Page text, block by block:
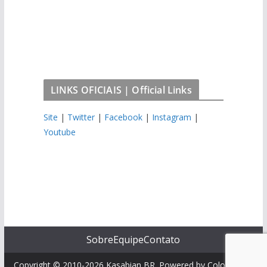
LINKS OFICIAIS | Official Links
Site | Twitter| Facebook| Instagram |
Youtube
SobreEquipeContato